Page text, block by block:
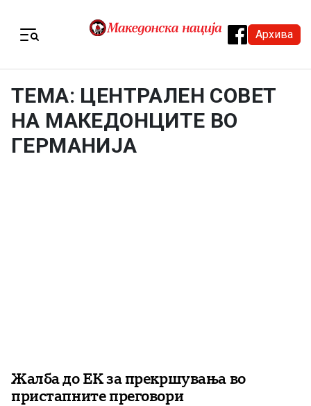
Архива
ТЕМА: ЦЕНТРАЛЕН СОВЕТ
НА МАКЕДОНЦИТЕ ВО
ГЕРМАНИЈА
Жалба до ЕК за прекршувања во
пристапните преговори